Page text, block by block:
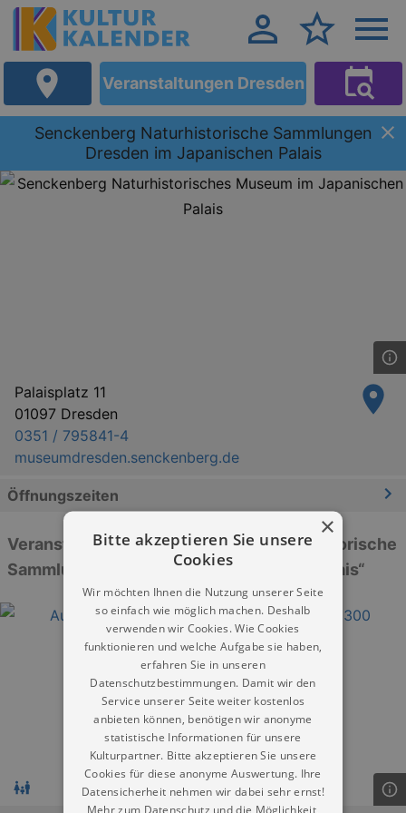
Veranstaltungen Dresden
Senckenberg Naturhistorische Sammlungen
Dresden im Japanischen Palais
Palaisplatz 11
01097 Dresden
0351 / 795841-4
museumdresden.senckenberg.de
Öffnungszeiten
Veranstaltungen: „Senckenberg Naturhistorische
Sammlungen Dresden im Japanischen Palais“
×
Bitte akzeptieren Sie unsere
Cookies
Wir möchten Ihnen die Nutzung unserer Seite
so einfach wie möglich machen. Deshalb
verwenden wir Cookies. Wie Cookies
funktionieren und welche Aufgabe sie haben,
erfahren Sie in unseren
Datenschutzbestimmungen. Damit wir den
Service unserer Seite weiter kostenlos
anbieten können, benötigen wir anonyme
statistische Informationen für unsere
Kulturpartner. Bitte akzeptieren Sie unsere
Cookies für diese anonyme Auswertung. Ihre
Datensicherheit nehmen wir dabei sehr ernst!
Mehr zum Datenschutz und die Möglichkeit,